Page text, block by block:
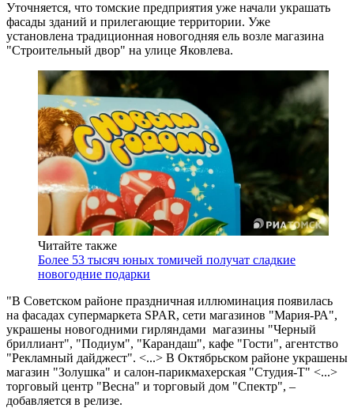
Уточняется, что томские предприятия уже начали украшать
фасады зданий и прилегающие территории. Уже
установлена традиционная новогодняя ель возле магазина
"Строительный двор" на улице Яковлева.
Читайте также
Более 53 тысяч юных томичей получат сладкие
новогодние подарки
"В Советском районе праздничная иллюминация появилась
на фасадах супермаркета SPAR, сети магазинов "Мария-РА",
украшены новогодними гирляндами магазины "Черный
бриллиант", "Подиум", "Карандаш", кафе "Гости", агентство
"Рекламный дайджест". <...> В Октябрьском районе украшены
магазин "Золушка" и салон-парикмахерская "Студия-Т" <...>
торговый центр "Весна" и торговый дом "Спектр", –
добавляется в релизе.